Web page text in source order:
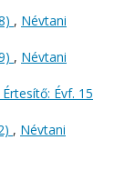
, Névtani
, Névtani
Évf. 15
, Névtani